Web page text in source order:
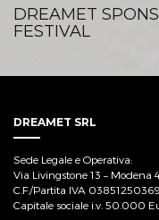
DREAMET
FESTIVAL
DREAMET SRL
Sede Legale e Operativa:
Via Livingstone 13 – Modena
C.F./Partita IVA 03851250369
Capitale sociale i.v. 50.000